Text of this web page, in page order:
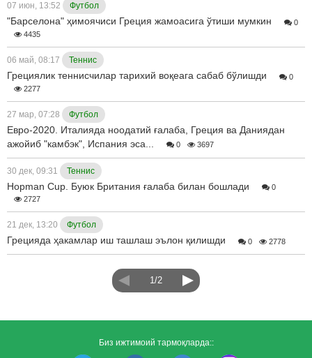
07 июн, 13:52 Футбол
"Барселона" ҳимоячиси Греция жамоасига ўтиши мумкин
0
4435
06 май, 08:17 Теннис
Грециялик теннисчилар тарихий воқеага сабаб бўлишди
0
2277
27 мар, 07:28 Футбол
Евро-2020. Италияда ноодатий ғалаба, Греция ва Даниядан
ажойиб "камбэк", Испания эса...
0 3697
30 дек, 09:31 Теннис
Hopman Cup. Буюк Британия ғалаба билан бошлади
0
2727
21 дек, 13:20 Футбол
Грецияда ҳакамлар иш ташлаш эълон қилишди 0 2778
1/2
Биз ижтимоий тармоқларда::